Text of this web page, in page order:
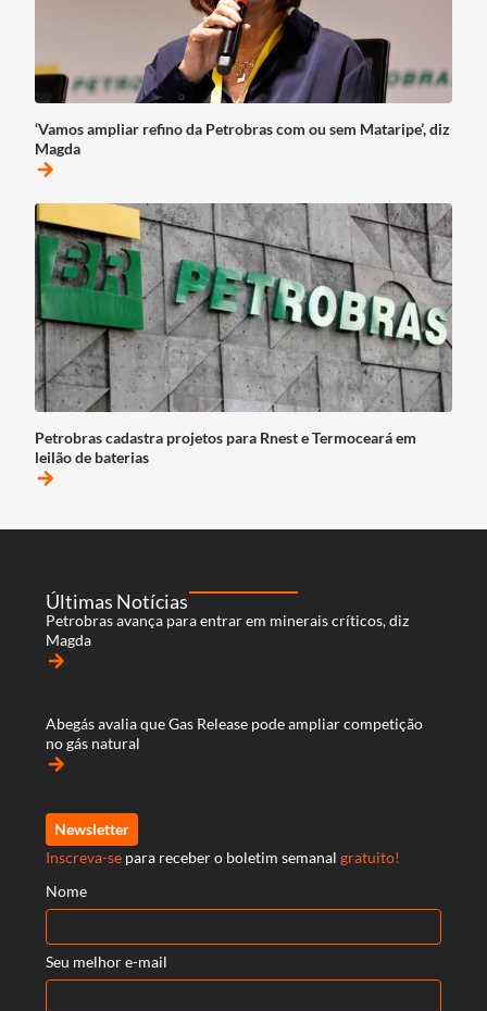
‘Vamos ampliar refino da Petrobras com ou sem Mataripe’, diz
Magda
arrow_forward
Petrobras cadastra projetos para Rnest e Termoceará em
leilão de baterias
arrow_forward
Últimas Notícias
Petrobras avança para entrar em minerais críticos, diz
Magda
arrow_forward
Abegás avalia que Gas Release pode ampliar competição
no gás natural
arrow_forward
Newsletter
Inscreva-se para receber o boletim semanal gratuito!
Nome
Seu melhor e-mail